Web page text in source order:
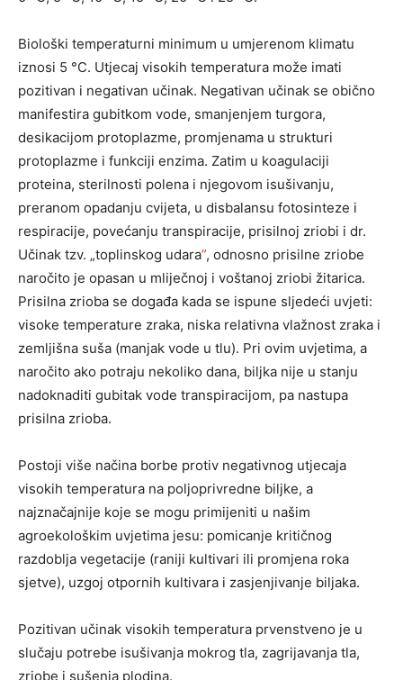
Biološki temperaturni minimum u umjerenom klimatu
iznosi 5 °C. Utjecaj visokih temperatura može imati
pozitivan i negativan učinak. Negativan učinak se obično
manifestira gubitkom vode, smanjenjem turgora,
desikacijom protoplazme, promjenama u strukturi
protoplazme i funkciji enzima. Zatim u koagulaciji
proteina, sterilnosti polena i njegovom isušivanju,
preranom opadanju cvijeta, u disbalansu fotosinteze i
respiracije, povećanju transpiracije, prisilnoj zriobi i dr.
Učinak tzv. „toplinskog udara”, odnosno prisilne zriobe
naročito je opasan u mliječnoj i voštanoj zriobi žitarica.
Prisilna zrioba se događa kada se ispune sljedeći uvjeti:
visoke temperature zraka, niska relativna vlažnost zraka i
zemljišna suša (manjak vode u tlu). Pri ovim uvjetima, a
naročito ako potraju nekoliko dana, biljka nije u stanju
nadoknaditi gubitak vode transpiracijom, pa nastupa
prisilna zrioba.
Postoji više načina borbe protiv negativnog utjecaja
visokih temperatura na poljoprivredne biljke, a
najznačajnije koje se mogu primijeniti u našim
agroekološkim uvjetima jesu: pomicanje kritičnog
razdoblja vegetacije (raniji kultivari ili promjena roka
sjetve), uzgoj otpornih kultivara i zasjenjivanje biljaka.
Pozitivan učinak visokih temperatura prvenstveno je u
slučaju potrebe isušivanja mokrog tla, zagrijavanja tla,
zriobe i sušenja plodina.